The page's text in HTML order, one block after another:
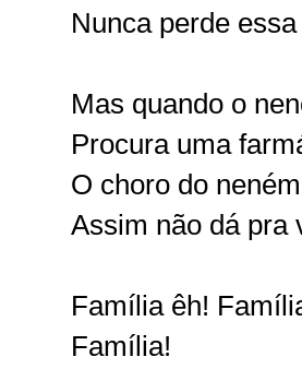
Nunca perde
Mas quando o
Procura uma
O choro do
Assim não dá pra
Família êh!
Família!